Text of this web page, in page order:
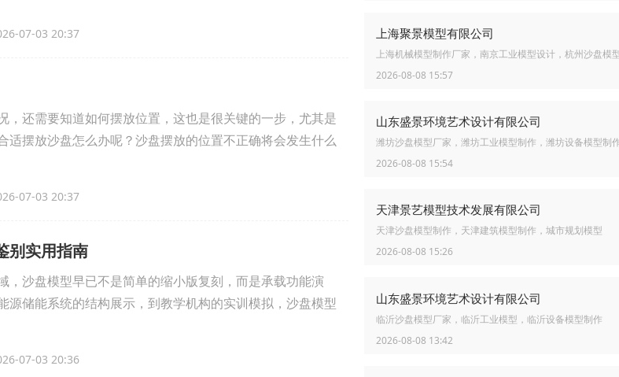
07-03 20:37
，还需要知道如何摆放位置，这也是很关键的一步，尤其是
适摆放沙盘怎么办呢？沙盘摆放的位置不正确将会发生什么
07-03 20:37
别实用指南
，沙盘模型早已不是简单的缩小版复刻，而是承载功能演
储能系统的结构展示，到教学机构的实训模拟，沙盘模型
07-03 20:36
上海聚景模型有限公司
上海机械模型制作厂家，南京工业模型设计，杭州沙盘模
2026-08-08 15:57
山东盛景环境艺术设计有限公司
潍坊沙盘模型厂家，潍坊工业模型制作，潍坊设备模型制
2026-08-08 15:54
天津景艺模型技术发展有限公司
天津沙盘模型制作，天津建筑模型制作，城市规划模型
2026-08-08 15:26
山东盛景环境艺术设计有限公司
临沂沙盘模型厂家，临沂工业模型，临沂设备模型制作
2026-08-08 13:42